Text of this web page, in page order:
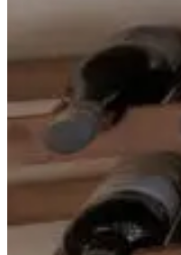
Bezoek onze showroom in